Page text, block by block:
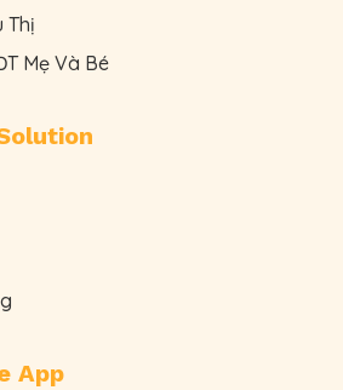
Thị
Mẹ Và Bé
App